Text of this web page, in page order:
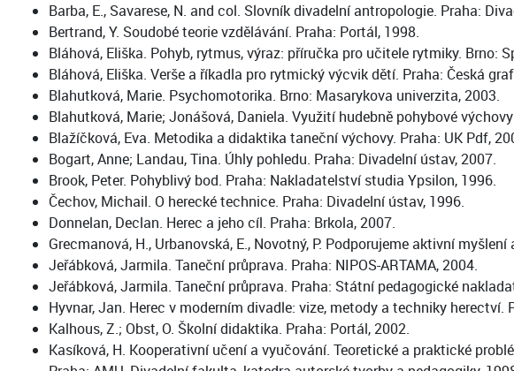
Barba, E., Savarese, N. and col. Slovník divadelní antropologie. Praha:
Bertrand, Y. Soudobé teorie vzdělávání. Praha: Portál, 1998.
Bláhová, Eliška. Pohyb, rytmus, výraz: příručka pro učitele rytmiky. Brno:
Bláhová, Eliška. Verše a říkadla pro rytmický výcvik dětí. Praha: Česká
Blahutková, Marie. Psychomotorika. Brno: Masarykova univerzita, 2003.
Blahutková, Marie; Jonášová, Daniela. Využití hudebně pohybové
Blažíčková, Eva. Metodika a didaktika taneční výchovy. Praha: UK Pdf,
Bogart, Anne; Landau, Tina. Úhly pohledu. Praha: Divadelní ústav, 2007.
Brook, Peter. Pohyblivý bod. Praha: Nakladatelství studia Ypsilon, 1996.
Čechov, Michail. O herecké technice. Praha: Divadelní ústav, 1996.
Donnelan, Declan. Herec a jeho cíl. Praha: Brkola, 2007.
Grecmanová, H., Urbanovská, E., Novotný, P. Podporujeme aktivní
Jeřábková, Jarmila. Taneční průprava. Praha: NIPOS-ARTAMA, 2004.
Jeřábková, Jarmila. Taneční průprava. Praha: Státní pedagogické
Hyvnar, Jan. Herec v moderním divadle: vize, metody a techniky herectví.
Kalhous, Z.; Obst, O. Školní didaktika. Praha: Portál, 2002.
Kasíková, H. Kooperativní učení a vyučování. Teoretické a praktické